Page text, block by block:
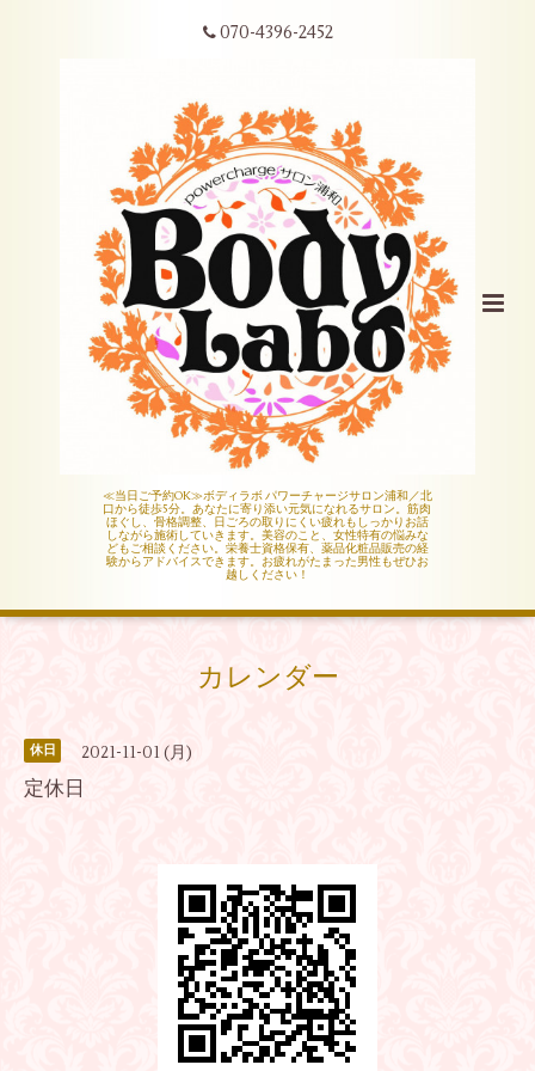
070-4396-2452
≪当日ご予約OK≫ボディラボ パワーチャージサロン浦和／北
口から徒歩5分。あなたに寄り添い元気になれるサロン。筋肉
ほぐし、骨格調整、日ごろの取りにくい疲れもしっかりお話
しながら施術していきます。美容のこと、女性特有の悩みな
どもご相談ください。栄養士資格保有、薬品化粧品販売の経
験からアドバイスできます。お疲れがたまった男性もぜひお
越しください！
カレンダー
休日 2021-11-01 (月)
定休日